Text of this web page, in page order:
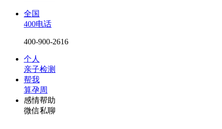
全国
400电话
400-900-2616
个人
亲子检测
帮我
算孕周
感情帮助
微信私聊